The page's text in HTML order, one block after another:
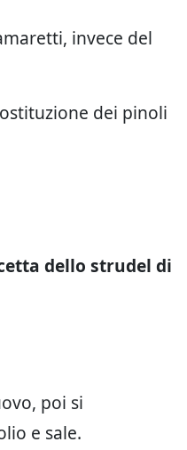
invece del
dei pinoli
dello strudel di
poi si
e sale.